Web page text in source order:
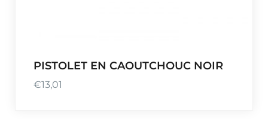
PISTOLET EN CAOUTCHOUC NOIR
€13,01